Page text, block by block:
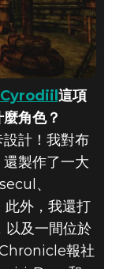
這項
角色？
計！我對布
製作了一大
、
外，我還打
及一間位於
報社